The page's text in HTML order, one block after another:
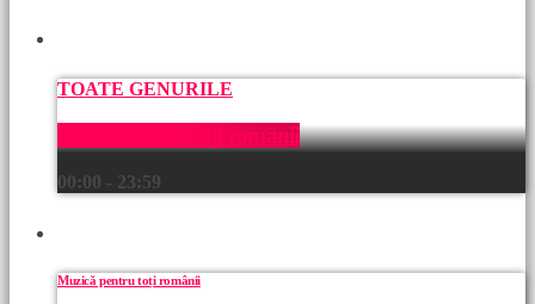
TOATE GENURILE
Muzică pentru toți românii
00:00 - 23:59
Muzică pentru toți românii